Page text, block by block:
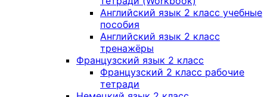
Английский язык 2 класс учебные
пособия
Английский язык 2 класс
тренажёры
Французский язык 2 класс
Французский 2 класс рабочие
тетради